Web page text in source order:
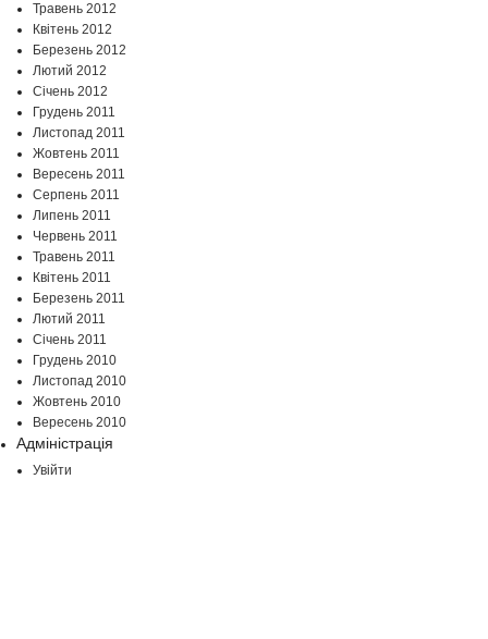
Травень 2012
Квітень 2012
Березень 2012
Лютий 2012
Січень 2012
Грудень 2011
Листопад 2011
Жовтень 2011
Вересень 2011
Серпень 2011
Липень 2011
Червень 2011
Травень 2011
Квітень 2011
Березень 2011
Лютий 2011
Січень 2011
Грудень 2010
Листопад 2010
Жовтень 2010
Вересень 2010
Адміністрація
Увійти